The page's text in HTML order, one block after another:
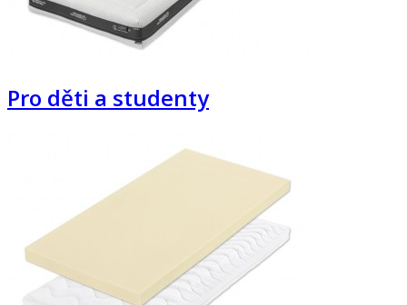
Pro děti a studenty